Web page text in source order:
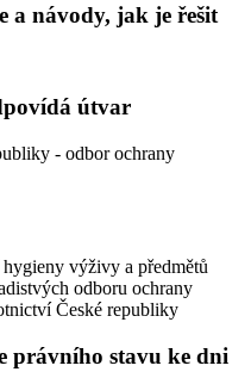
a návody, jak je řešit
útvar
- odbor ochrany
výživy a předmětů
odboru ochrany
České republiky
právního stavu ke dni